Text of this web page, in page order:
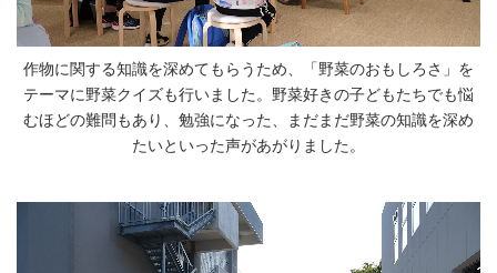
作物に関する知識を深めてもらうため、「野菜のおもしろさ」を
テーマに野菜クイズも行いました。野菜好きの子どもたちでも悩
むほどの難問もあり、勉強になった、まだまだ野菜の知識を深め
たいといった声があがりました。